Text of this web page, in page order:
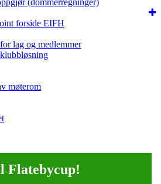
(dommerregninger)
forside EIFH
lag og medlemmer
møterom
Flatebycup!